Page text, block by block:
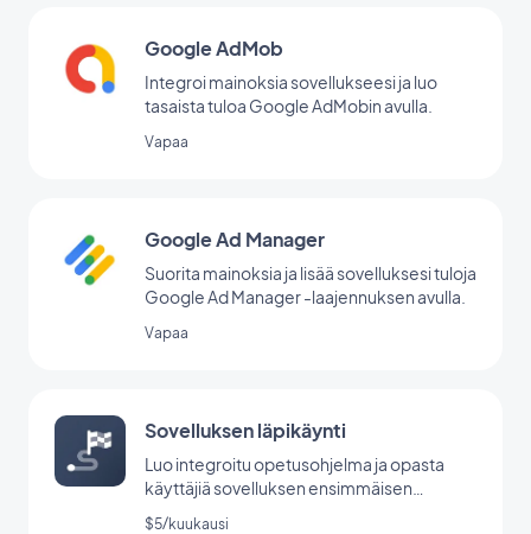
Google AdMob
Integroi mainoksia sovellukseesi ja luo
tasaista tuloa Google AdMobin avulla.
Vapaa
Google Ad Manager
Suorita mainoksia ja lisää sovelluksesi tuloja
Google Ad Manager -laajennuksen avulla.
Vapaa
Sovelluksen läpikäynti
Luo integroitu opetusohjelma ja opasta
käyttäjiä sovelluksen ensimmäisen
käynnistyksen aikana.
$5/kuukausi